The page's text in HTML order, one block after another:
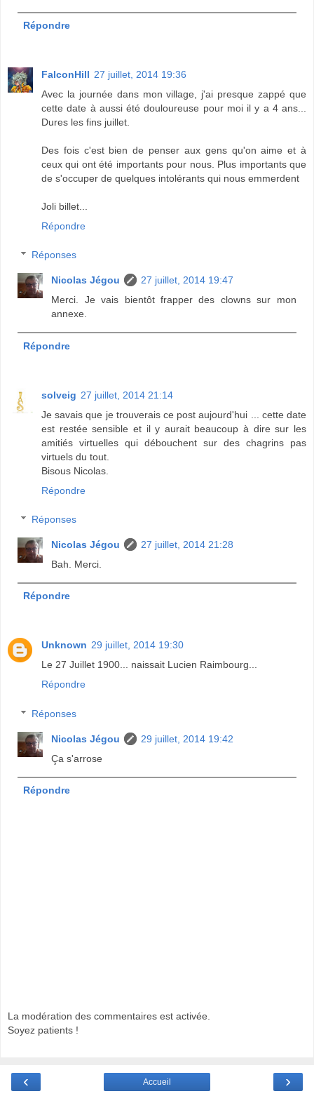
Répondre
FalconHill 27 juillet, 2014 19:36
Avec la journée dans mon village, j'ai presque zappé que
cette date à aussi été douloureuse pour moi il y a 4 ans...
Dures les fins juillet.
Des fois c'est bien de penser aux gens qu'on aime et à
ceux qui ont été importants pour nous. Plus importants que
de s'occuper de quelques intolérants qui nous emmerdent
Joli billet...
Répondre
Réponses
Nicolas Jégou
27 juillet, 2014 19:47
Merci. Je vais bientôt frapper des clowns sur mon
annexe.
Répondre
solveig 27 juillet, 2014 21:14
Je savais que je trouverais ce post aujourd'hui ... cette date
est restée sensible et il y aurait beaucoup à dire sur les
amitiés virtuelles qui débouchent sur des chagrins pas
virtuels du tout.
Bisous Nicolas.
Répondre
Réponses
Nicolas Jégou
27 juillet, 2014 21:28
Bah. Merci.
Répondre
Unknown 29 juillet, 2014 19:30
Le 27 Juillet 1900... naissait Lucien Raimbourg...
Répondre
Réponses
Nicolas Jégou
29 juillet, 2014 19:42
Ça s'arrose
Répondre
La modération des commentaires est activée.
Soyez patients !
‹ ›
Accueil